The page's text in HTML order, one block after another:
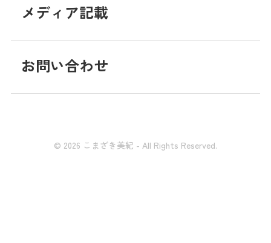
メディア記載
お問い合わせ
© 2026 こまざき美紀 - All Rights Reserved.